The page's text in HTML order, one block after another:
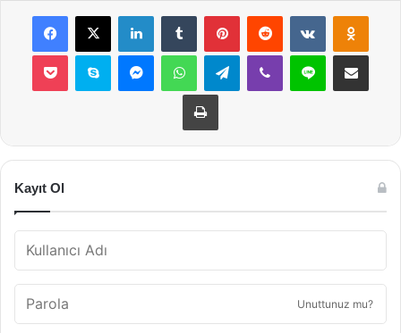
Facebook
X LinkedInTumblr PinterestReddit VKontakte
Pocket Skype MessengerWhatsAppTelegramViber Line E-Posta ile
Yazdır
Kayıt Ol
Unuttunuz mu?